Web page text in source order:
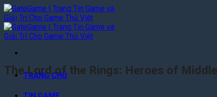
Bỏ
qua
nội
dung
TRANG CHỦ
The Lord of the Rings: Heroes of